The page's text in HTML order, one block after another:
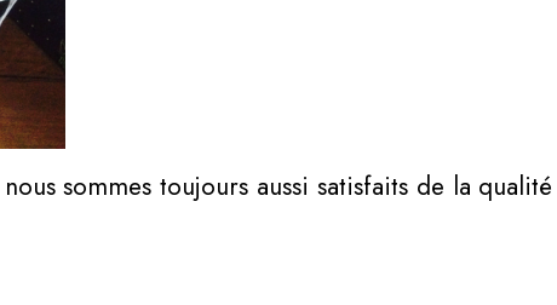
sommes toujours aussi satisfaits de la